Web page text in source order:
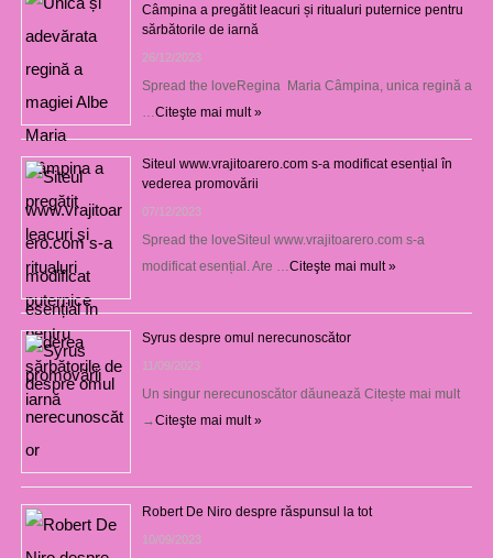
Câmpina a pregătit leacuri și ritualuri puternice pentru
sărbătorile de iarnă
26/12/2023
Spread the loveRegina Maria Câmpina, unica regină a
…Citeşte mai mult »
Siteul www.vrajitoarero.com s-a modificat esențial în
vederea promovării
07/12/2023
Spread the loveSiteul www.vrajitoarero.com s-a
modificat esențial. Are …Citeşte mai mult »
Syrus despre omul nerecunoscător
11/09/2023
Un singur nerecunoscător dăunează Citește mai mult
→Citeşte mai mult »
Robert De Niro despre răspunsul la tot
10/09/2023